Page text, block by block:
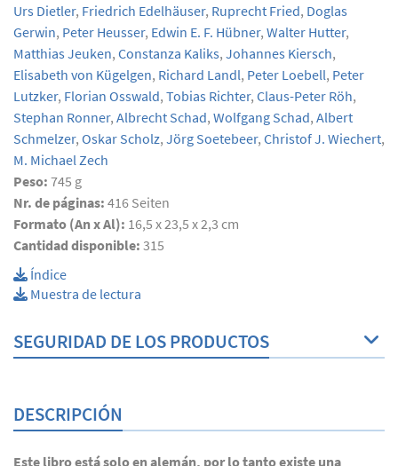
Urs Dietler, Friedrich Edelhäuser, Ruprecht Fried, Doglas
Gerwin, Peter Heusser, Edwin E. F. Hübner, Walter Hutter,
Matthias Jeuken, Constanza Kaliks, Johannes Kiersch,
Elisabeth von Kügelgen, Richard Landl, Peter Loebell, Peter
Lutzker, Florian Osswald, Tobias Richter, Claus-Peter Röh,
Stephan Ronner, Albrecht Schad, Wolfgang Schad, Albert
Schmelzer, Oskar Scholz, Jörg Soetebeer, Christof J. Wiechert,
M. Michael Zech
Peso: 745 g
Nr. de páginas: 416 Seiten
Formato (An x Al): 16,5 x 23,5 x 2,3 cm
Cantidad disponible: 315
Índice
Muestra de lectura
SEGURIDAD DE LOS PRODUCTOS
DESCRIPCIÓN
Este libro está solo en alemán, por lo tanto existe una